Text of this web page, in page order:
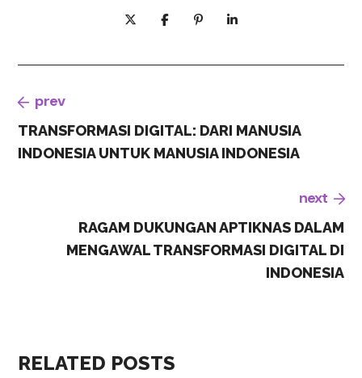
prev
TRANSFORMASI DIGITAL: DARI MANUSIA
INDONESIA UNTUK MANUSIA INDONESIA
next
RAGAM DUKUNGAN APTIKNAS DALAM
MENGAWAL TRANSFORMASI DIGITAL DI
INDONESIA
RELATED POSTS